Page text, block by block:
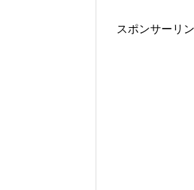
スポンサーリ